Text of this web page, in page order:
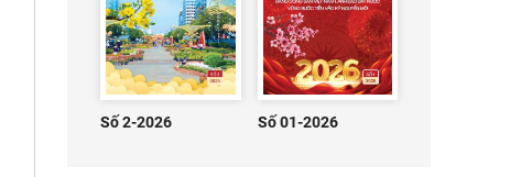
Số 2-2026 Số 01-2026